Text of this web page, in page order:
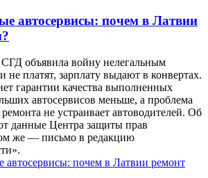
автосервисы: почем в Латвии
СГД объявила войну нелегальным
не платят, зарплату выдают в конвертах.
гарантии качества выполненных
автосервисов меньше, а проблема
ремонта не устраивает автоводителей. Об
данные Центра защиты прав
же — письмо в редакцию